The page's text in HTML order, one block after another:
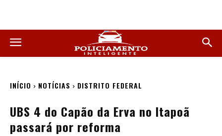
INÍCIO NOTÍCIAS DISTRITO FEDERAL
UBS 4 do Capão da Erva no Itapoã
passará por reforma